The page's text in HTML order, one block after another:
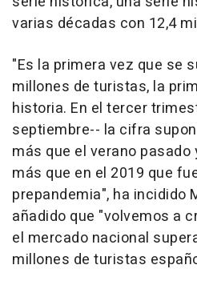
varias décadas con 12,4
"Es la primera vez que se
millones de turistas, la
historia. En el tercer
septiembre-- la cifra
más que el verano pasado
más que en el 2019 que
prepandemia", ha incidido
añadido que "volvemos a
el mercado nacional
millones de turistas